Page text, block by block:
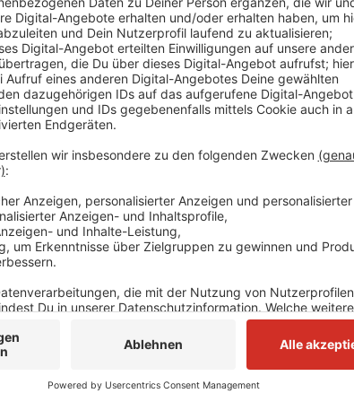
HIER GEHT'S ZUR INNOVATIONFÖRDERUNG
Es gibt Preise im Wert von bis zu 20.000 Euro.